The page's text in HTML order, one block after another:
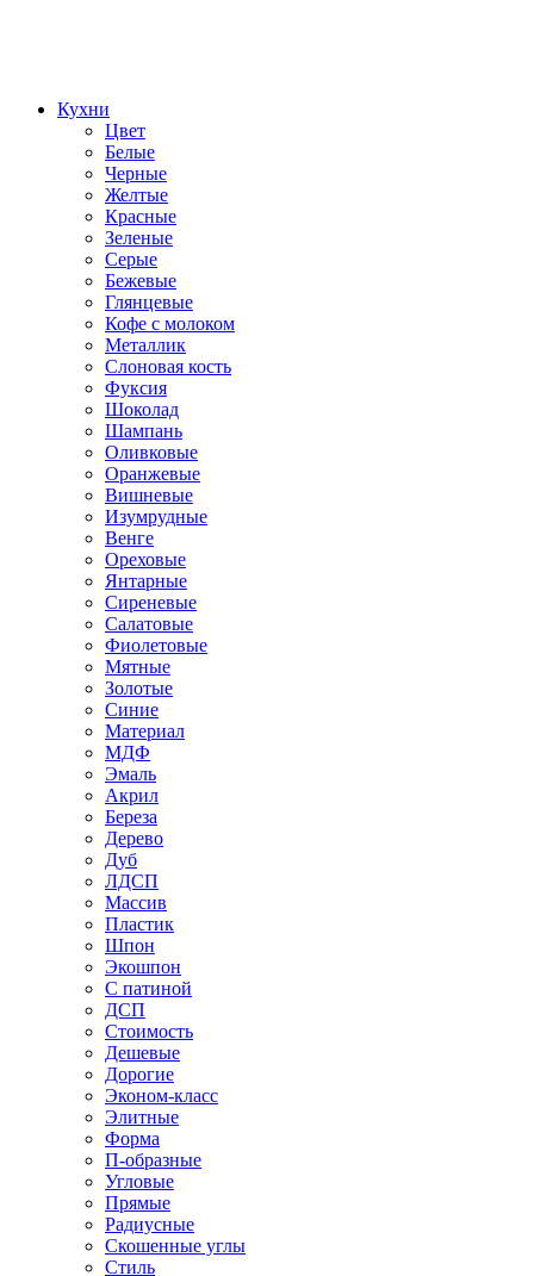
Кухни
Цвет
Белые
Черные
Желтые
Красные
Зеленые
Серые
Бежевые
Глянцевые
Кофе с молоком
Металлик
Слоновая кость
Фуксия
Шоколад
Шампань
Оливковые
Оранжевые
Вишневые
Изумрудные
Венге
Ореховые
Янтарные
Сиреневые
Салатовые
Фиолетовые
Мятные
Золотые
Синие
Материал
МДФ
Эмаль
Акрил
Береза
Дерево
Дуб
ЛДСП
Массив
Пластик
Шпон
Экошпон
С патиной
ДСП
Стоимость
Дешевые
Дорогие
Эконом-класс
Элитные
Форма
П-образные
Угловые
Прямые
Радиусные
Скошенные углы
Стиль